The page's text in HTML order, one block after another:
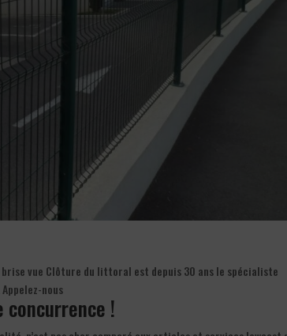
brise vue Clôture du littoral est depuis 30 ans le spécialiste
nous
!